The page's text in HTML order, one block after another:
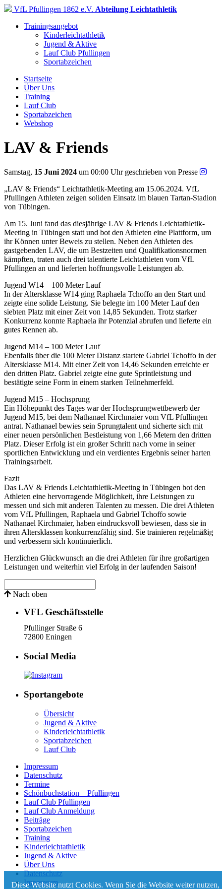
VfL Pfullingen 1862 e.V. Abteilung Leichtathletik
Trainingsangebot
Kinderleichtathletik
Jugend & Aktive
Lauf Club Pfullingen
Sportabzeichen
Startseite
Über Uns
Training
Lauf Club
Sportabzeichen
Webshop
LAV & Friends
Samstag, 15 Juni 2024 um 00:00 Uhr geschrieben von Presse
„LAV & Friends“ Leichtathletik-Meeting am 15.06.2024. VfL
Pfullingen Athleten zeigen soliden Einsatz im blauen Tartan-Stadion
von Tübingen.
Am 15. Juni fand das diesjährige LAV & Friends Leichtathletik-
Meeting in Tübingen statt und bot den Athleten eine Plattform, um
ihr Können unter Beweis zu stellen. Neben den Athleten des
gastgebenden LAV, die um Bestzeiten und Qualifikationsnormen
kämpften, traten auch drei talentierte Leichtathleten vom VfL
Pfullingen an und lieferten hoffnungsvolle Leistungen ab.
Jugend W14 – 100 Meter Lauf
In der Altersklasse W14 ging Raphaela Tchoffo an den Start und
zeigte eine solide Leistung. Sie belegte im 100 Meter Lauf den
siebten Platz mit einer Zeit von 14,85 Sekunden. Trotz starker
Konkurrenz konnte Raphaela ihr Potenzial abrufen und lieferte ein
gutes Rennen ab.
Jugend M14 – 100 Meter Lauf
Ebenfalls über die 100 Meter Distanz startete Gabriel Tchoffo in der
Altersklasse M14. Mit einer Zeit von 14,46 Sekunden erreichte er
den dritten Platz. Gabriel zeigte eine gute Sprintleistung und
bestätigte seine Form in einem starken Teilnehmerfeld.
Jugend M15 – Hochsprung
Ein Höhepunkt des Tages war der Hochsprungwettbewerb der
Jugend M15, bei dem Nathanael Kirchmaier vom VfL Pfullingen
antrat. Nathanael bewies sein Sprungtalent und sicherte sich mit
einer neuen persönlichen Bestleistung von 1,66 Metern den dritten
Platz. Dieser Erfolg ist ein großer Schritt nach vorne in seiner
sportlichen Entwicklung und ein verdientes Ergebnis seiner harten
Trainingsarbeit.
Fazit
Das LAV & Friends Leichtathletik-Meeting in Tübingen bot den
Athleten eine hervorragende Möglichkeit, ihre Leistungen zu
messen und sich mit anderen Talenten zu messen. Die drei Athleten
vom VfL Pfullingen, Raphaela und Gabriel Tchoffo sowie
Nathanael Kirchmaier, haben eindrucksvoll bewiesen, dass sie in
ihren Altersklassen konkurrenzfähig sind. Sie trainieren regelmäßig
und verbessern sich kontinuierlich.
Herzlichen Glückwunsch an die drei Athleten für ihre großartigen
Leistungen und weiterhin viel Erfolg in der laufenden Saison!
Nach oben
VFL Geschäftsstelle
Pfullinger Straße 6
72800 Eningen
Social Media
Sportangebote
Übersicht
Jugend & Aktive
Kinderleichtathletik
Sportabzeichen
Lauf Club
Impressum
Datenschutz
Termine
Schönbuchstation – Pfullingen
Lauf Club Pfullingen
Lauf Club Anmeldung
Beiträge
Sportabzeichen
Training
Kinderleichtathletik
Jugend & Aktive
Über Uns
Datenschutz
Impressum
Diese Website nutzt Cookies. Wenn Sie die Website weiter nutzen,